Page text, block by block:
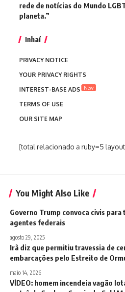
rede de notícias do Mundo
planeta.”
Inhaí
PRIVACY NOTICE
YOUR PRIVACY RIGHTS
INTEREST-BASE ADS
New
TERMS OF USE
OUR SITE MAP
[total relacionado a ruby=5
You Might Also Like
Governo Trump convoca civis para
agentes federais
agosto 29, 2025
Irã diz que permitiu travessia de
embarcações pelo Estreito de
maio 14, 2026
VÍDEO: homem incendeia vagão